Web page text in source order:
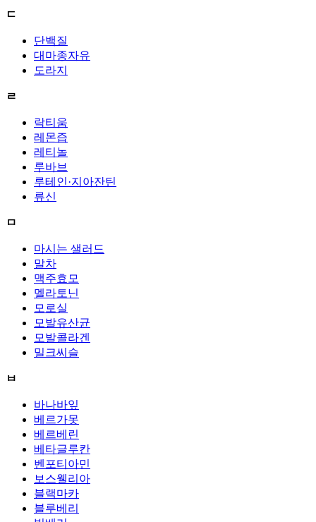
ㄷ
단백질
대마종자유
도라지
ㄹ
락티움
레몬즙
레티놀
루바브
루테인·지아잔틴
류신
ㅁ
마시는 샐러드
말차
맥주효모
멜라토닌
모로실
모발유산균
모발콜라겐
밀크씨슬
ㅂ
바나바잎
베르가못
베르베린
베타글루칸
벤포티아민
보스웰리아
블랙마카
블루베리